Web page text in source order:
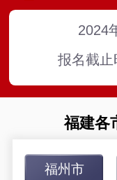
2024
报名截止
福建各
福州市